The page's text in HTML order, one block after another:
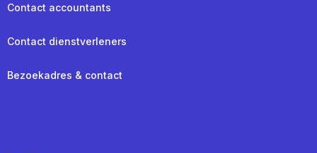
Contact accountants
Contact dienstverleners
Bezoekadres & contact